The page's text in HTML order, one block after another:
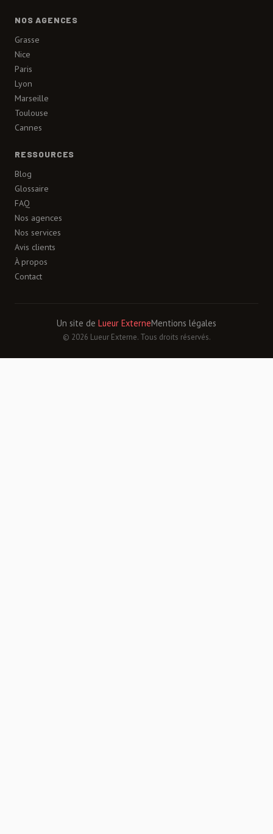
NOS AGENCES
Grasse
Nice
Paris
Lyon
Marseille
Toulouse
Cannes
RESSOURCES
Blog
Glossaire
FAQ
Nos agences
Nos services
Avis clients
À propos
Contact
Un site de Lueur ExterneMentions légales
© 2026 Lueur Externe. Tous droits réservés.